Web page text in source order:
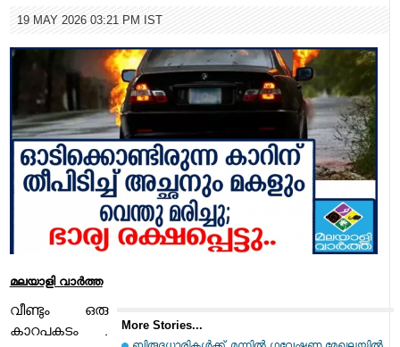
19 MAY 2026 03:21 PM IST
മലയാളി വാര്‍ത്ത
More Stories...
വീണ്ടും ഒരു
കാറപകടം .